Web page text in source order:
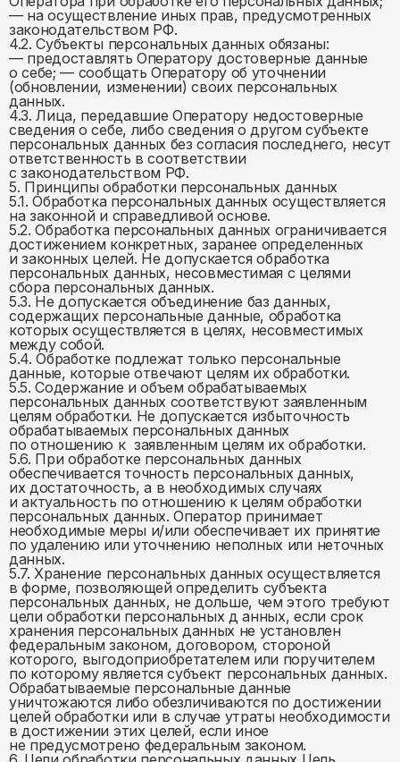
— на осуществление иных прав, предусмотренных
законодательством РФ.
4.2. Субъекты персональных данных обязаны:
— предоставлять Оператору достоверные данные
о себе; — сообщать Оператору об уточнении
(обновлении, изменении) своих персональных
данных.
4.3. Лица, передавшие Оператору недостоверные
сведения о себе, либо сведения о другом субъекте
персональных данных без согласия последнего, несут
ответственность в соответствии
с законодательством РФ.
5. Принципы обработки персональных данных
5.1. Обработка персональных данных осуществляется
на законной и справедливой основе.
5.2. Обработка персональных данных ограничивается
достижением конкретных, заранее определенных
и законных целей. Не допускается обработка
персональных данных, несовместимая с целями
сбора персональных данных.
5.3. Не допускается объединение баз данных,
содержащих персональные данные, обработка
которых осуществляется в целях, несовместимых
между собой.
5.4. Обработке подлежат только персональные
данные, которые отвечают целям их обработки.
5.5. Содержание и объем обрабатываемых
персональных данных соответствуют заявленным
целям обработки. Не допускается избыточность
обрабатываемых персональных данных
по отношению к заявленным целям их обработки.
5.6. При обработке персональных данных
обеспечивается точность персональных данных,
их достаточность, а в необходимых случаях
и актуальность по отношению к целям обработки
персональных данных. Оператор принимает
необходимые меры и/или обеспечивает их принятие
по удалению или уточнению неполных или неточных
данных.
5.7. Хранение персональных данных осуществляется
в форме, позволяющей определить субъекта
персональных данных, не дольше, чем этого требуют
цели обработки персональных д анных, если срок
хранения персональных данных не установлен
федеральным законом, договором, стороной
которого, выгодоприобретателем или поручителем
по которому является субъект персональных данных.
Обрабатываемые персональные данные
уничтожаются либо обезличиваются по достижении
целей обработки или в случае утраты необходимости
в достижении этих целей, если иное
не предусмотрено федеральным законом.